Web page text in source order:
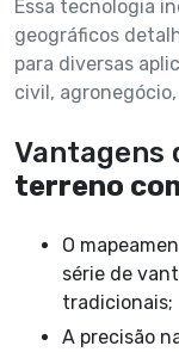
Essa tecnologia
geográficos
para diversas
civil,
Vantagens
terreno
O mapeamento de terreno com drone oferece uma
série de
tradicionais;
A precisão na captura de dados é muito maior,